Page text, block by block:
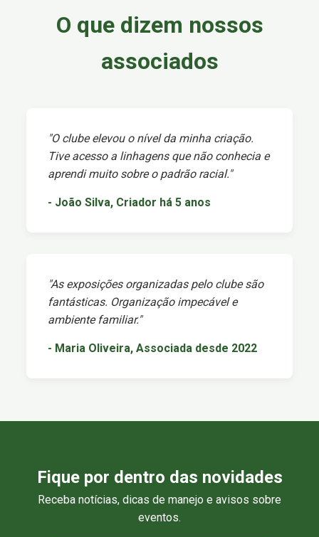
O que dizem nossos
associados
"O clube elevou o nível da minha criação.
Tive acesso a linhagens que não conhecia e
aprendi muito sobre o padrão racial."
- João Silva, Criador há 5 anos
"As exposições organizadas pelo clube são
fantásticas. Organização impecável e
ambiente familiar."
- Maria Oliveira, Associada desde 2022
Fique por dentro das novidades
Receba notícias, dicas de manejo e avisos sobre
eventos.